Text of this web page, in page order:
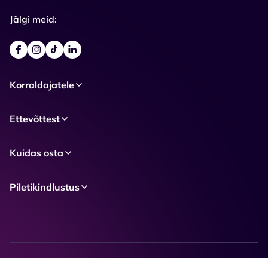
Jälgi meid:
Korraldajatele
Ettevõttest
Kuidas osta
Piletikindlustus